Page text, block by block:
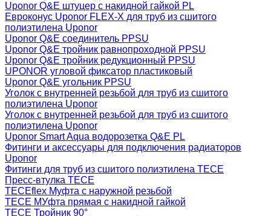
Uponor Q&E штуцер с накидной гайкой PL
Евроконус Uponor FLEX-X для труб из сшитого
полиэтилена Uponor
Uponor Q&E соединитель PPSU
Uponor Q&E тройник равнопроходной PPSU
Uponor Q&E тройник редукционный PPSU
UPONOR угловой фиксатор пластиковый
Uponor Q&E угольник PPSU
Уголок с внутренней резьбой для труб из сшитого
полиэтилена Uponor
Уголок с внутренней резьбой для труб из сшитого
полиэтилена Uponor
Uponor Smart Aqua водорозетка Q&E PL
Фитинги и аксессуары для подключения радиаторов
Uponor
Фитинги для труб из сшитого полиэтилена TECE
Пресс-втулка TECE
TECEflex Муфта с наружной резьбой
TECE МУфта прямая с накидной гайкой
TECE Тройник 90°